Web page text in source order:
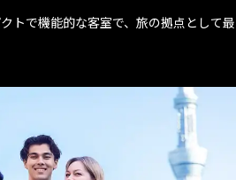
トで機能的な客室で、旅の拠点として最